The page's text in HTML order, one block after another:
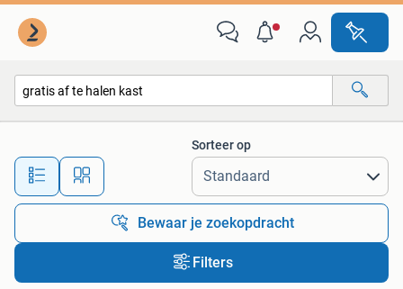
Alle afstanden…
Sorteer op
Bewaar je zoekopdracht
Filters